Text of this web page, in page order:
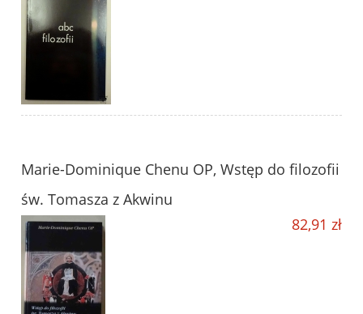
Marie-Dominique Chenu OP, Wstęp do filozofii
św. Tomasza z Akwinu
82,91 zł